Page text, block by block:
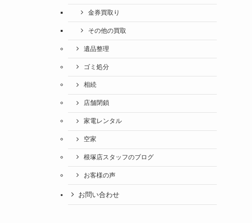
金券買取り
その他の買取
遺品整理
ゴミ処分
相続
店舗閉鎖
家電レンタル
空家
根塚店スタッフのブログ
お客様の声
お問い合わせ